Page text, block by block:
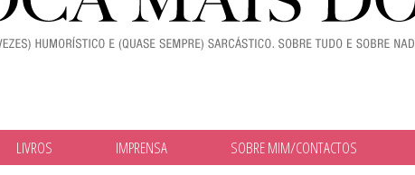
LIVROS IMPRENSA SOBRE MIM/CONTACTOS